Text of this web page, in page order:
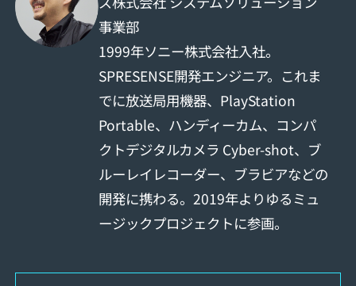
事業部
1999年ソニー株式会社入社。
SPRESENSE開発エンジニア。これま
でに放送局用機器、PlayStation
Portable、ハンディーカム、コンパ
クトデジタルカメラ Cyber-shot、ブ
ルーレイレコーダー、ブラビアなどの
開発に携わる。2019年よりゆるミュ
ージックプロジェクトに参画。